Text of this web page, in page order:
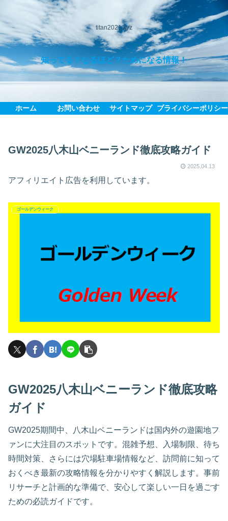
titan2021.xyz
知ってる？なるほど？ためになる情報！
ホーム お問い合わせ サイトマップ プライバシーポリシー
GW2025八木山ベニーランド徹底攻略ガイド
2025.04.13
アフィリエイト広告を利用しています。
ゴールデンウィーク
GW2025八木山ベニーランド徹底攻略
ガイド
GW2025期間中、八木山ベニーランドは国内外の遊園地フ
ァンに大注目のスポットです。混雑予想、入場制限、待ち
時間対策、さらには穴場駐車場情報など、訪問前に知って
おくべき最新の攻略情報を分かりやすく解説します。事前
リサーチと計画的な準備で、安心して楽しい一日を過ごす
ための必読ガイドです。